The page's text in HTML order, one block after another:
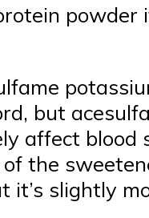
but
affect
the
slightly